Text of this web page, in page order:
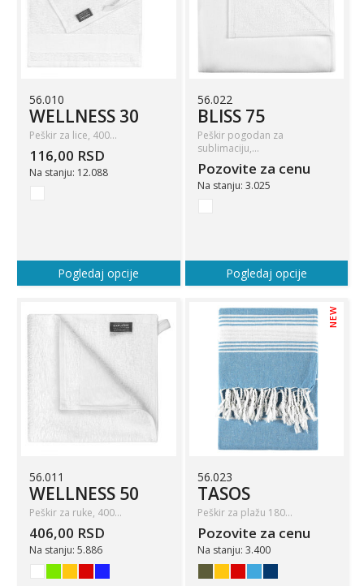
56.010
WELLNESS 30
Peškir za lice, 400…
116,00 RSD
Na stanju: 12.088
Pogledaj opcije
56.022
BLISS 75
Peškir pogodan za
sublimaciju,…
Pozovite za cenu
Na stanju: 3.025
Pogledaj opcije
56.011
WELLNESS 50
Peškir za ruke, 400…
406,00 RSD
Na stanju: 5.886
NEW
56.023
TASOS
Peškir za plažu 180…
Pozovite za cenu
Na stanju: 3.400